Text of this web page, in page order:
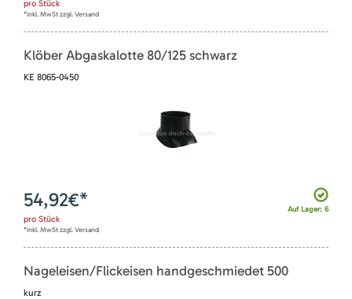
pro Stück
*inkl. MwSt zzgl. Versand
Klöber Abgaskalotte 80/125 schwarz
KE 8065-0450
Auf Lager: 6
54,92€*
pro Stück
*inkl. MwSt zzgl. Versand
Nageleisen/Flickeisen handgeschmiedet 500
kurz